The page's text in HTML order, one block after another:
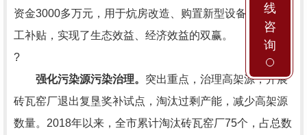
资金3000多万元，用于炕房改造、购置新型设备补贴和加
工补贴，实现了生态效益、经济效益的双赢。
?
强化污染源污染治理。 突出重点，治理高架源，开展
砖瓦窑厂退出复垦奖补试点，淘汰过剩产能，减少高架源
数量。2018年以来，全市累计淘汰砖瓦窑厂75个，占总数
线
咨
询